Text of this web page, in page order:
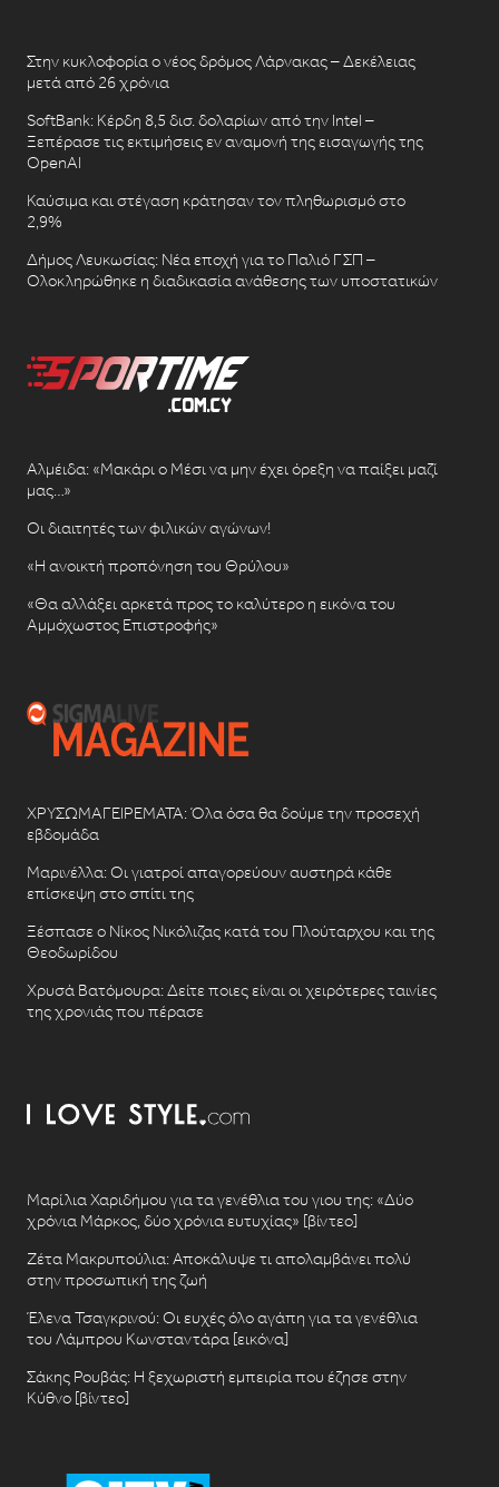
Στην κυκλοφορία ο νέος δρόμος Λάρνακας – Δεκέλειας
μετά από 26 χρόνια
SoftBank: Κέρδη 8,5 δισ. δολαρίων από την Intel –
Ξεπέρασε τις εκτιμήσεις εν αναμονή της εισαγωγής της
OpenAI
Καύσιμα και στέγαση κράτησαν τον πληθωρισμό στο
2,9%
Δήμος Λευκωσίας: Νέα εποχή για το Παλιό ΓΣΠ –
Ολοκληρώθηκε η διαδικασία ανάθεσης των υποστατικών
Αλμέιδα: «Μακάρι ο Μέσι να μην έχει όρεξη να παίξει μαζί
μας…»
Οι διαιτητές των φιλικών αγώνων!
«Η ανοικτή προπόνηση του Θρύλου»
«Θα αλλάξει αρκετά προς το καλύτερο η εικόνα του
Αμμόχωστος Επιστροφής»
ΧΡΥΣΩΜΑΓΕΙΡΕΜΑΤΑ: Όλα όσα θα δούμε την προσεχή
εβδομάδα
Μαρινέλλα: Οι γιατροί απαγορεύουν αυστηρά κάθε
επίσκεψη στο σπίτι της
Ξέσπασε ο Νίκος Νικόλιζας κατά του Πλούταρχου και της
Θεοδωρίδου
Χρυσά Βατόμουρα: Δείτε ποιες είναι οι χειρότερες ταινίες
της χρονιάς που πέρασε
Μαρίλια Χαριδήμου για τα γενέθλια του γιου της: «Δύο
χρόνια Μάρκος, δύο χρόνια ευτυχίας» [βίντεο]
Ζέτα Μακρυπούλια: Αποκάλυψε τι απολαμβάνει πολύ
στην προσωπική της ζωή
Έλενα Τσαγκρινού: Οι ευχές όλο αγάπη για τα γενέθλια
του Λάμπρου Κωνσταντάρα [εικόνα]
Σάκης Ρουβάς: Η ξεχωριστή εμπειρία που έζησε στην
Κύθνο [βίντεο]